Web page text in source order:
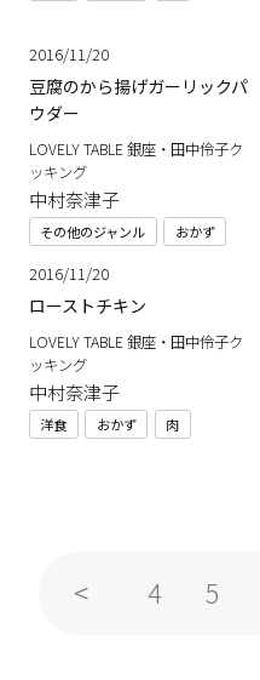
2016/11/20
豆腐のから揚げガーリックパ
ウダー
LOVELY TABLE 銀座・田中伶子ク
ッキング
中村奈津子
その他のジャンル おかず
2016/11/20
ローストチキン
LOVELY TABLE 銀座・田中伶子ク
ッキング
中村奈津子
洋食 おかず 肉
4 5